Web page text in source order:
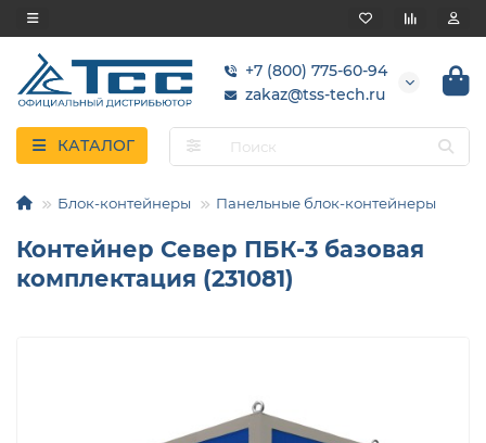
+7 (800) 775-60-94
zakaz@tss-tech.ru
КАТАЛОГ
Блок-контейнеры Панельные блок-контейнеры
Контейнер Север ПБК-3 базовая
комплектация (231081)